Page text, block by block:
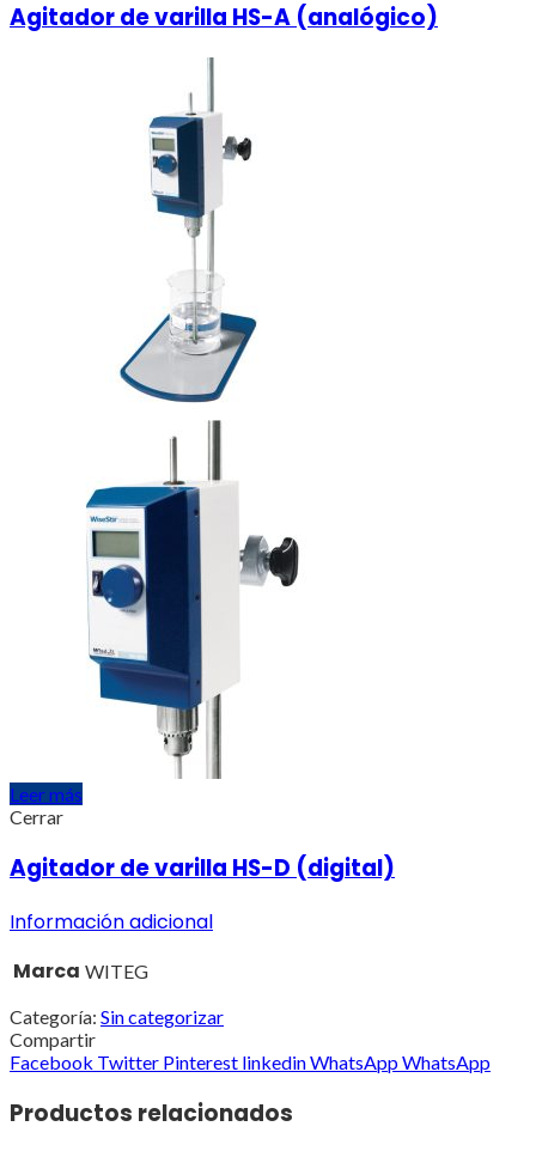
Agitador de varilla HS-A (analógico)
Leer más
Cerrar
Agitador de varilla HS-D (digital)
Información adicional
Marca WITEG
Categoría: Sin categorizar
Compartir
Facebook Twitter Pinterest linkedinWhatsAppWhatsApp
Productos relacionados